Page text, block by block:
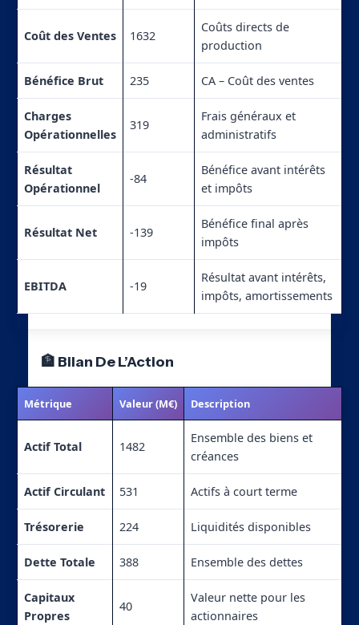
Coût des Ventes 1632
Coûts directs de
production
Bénéfice Brut 235 CA – Coût des ventes
Charges
Opérationnelles
319
Frais généraux et
administratifs
Résultat
Opérationnel
-84
Bénéfice avant intérêts
et impôts
Résultat Net -139
Bénéfice final après
impôts
EBITDA -19
Résultat avant intérêts,
impôts, amortissements
🏦 Bilan De L’Action
Métrique Valeur (M€) Description
Actif Total 1482
Ensemble des biens et
créances
Actif Circulant 531 Actifs à court terme
Trésorerie 224 Liquidités disponibles
Dette Totale 388 Ensemble des dettes
Capitaux
Propres
40
Valeur nette pour les
actionnaires